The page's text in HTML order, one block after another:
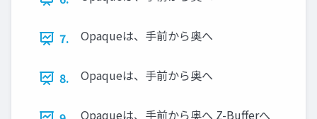
7. Opaqueは、手前から奥へ
8. Opaqueは、手前から奥へ
Opaqueは、手前から奥へ Z-Bufferへ